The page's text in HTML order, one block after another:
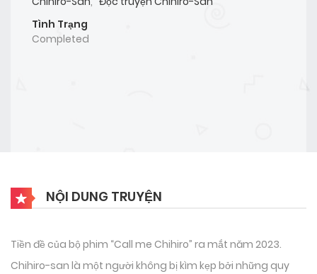
Tình Trạng
Completed
NỘI DUNG TRUYỆN
Tiền đề của bộ phim “Call me Chihiro” ra mắt năm 2023.
Chihiro-san là một người không bị kìm kẹp bởi những quy